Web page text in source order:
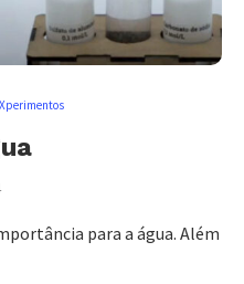
Xperimentos
para a água. Além